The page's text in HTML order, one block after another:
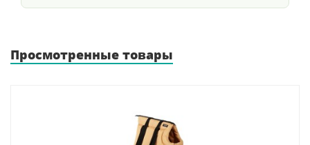
Просмотренные товары